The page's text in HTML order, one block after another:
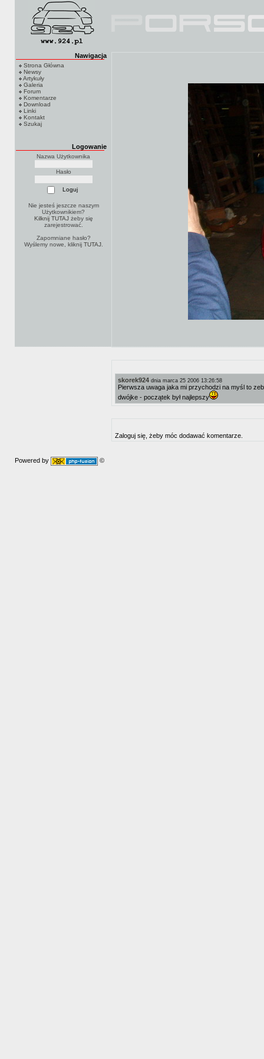
Nawigacja
Strona Główna
Newsy
Artykuły
Galeria
Forum
Komentarze
Download
Linki
Kontakt
Szukaj
Logowanie
Nazwa Użytkownika
Hasło
Nie jesteś jeszcze naszym
Użytkownikiem?
Kilknij TUTAJżeby się
zarejestrować.
Zapomniane hasło?
Wyślemy nowe, kliknij TUTAJ.
skorek924 dnia marca 25 2006 13:26:58
Pierwsza uwaga jaka mi przychodzi na myśl to
dwójke - początek był najlepszy
Zaloguj się, żeby móc dodawać komentarze.
Powered by ©